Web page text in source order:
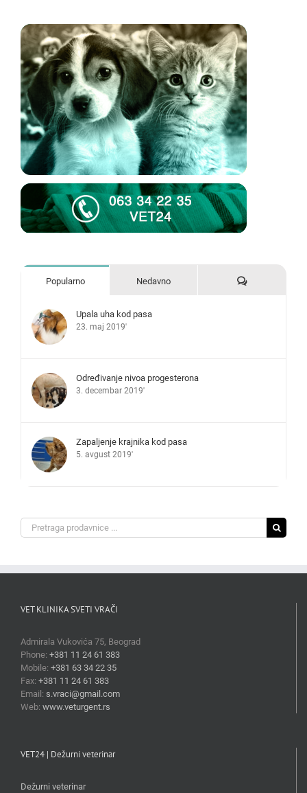
Popularno Nedavno Komentari
Upala uha kod pasa
23. maj 2019'
Određivanje nivoa progesterona
3. decembar 2019'
Zapaljenje krajnika kod pasa
5. avgust 2019'
Search
for:
VET KLINIKA SVETI VRAČI
Admirala Vukovića 75, Beograd
Phone: +381 11 24 61 383
Mobile: +381 63 34 22 35
Fax: +381 11 24 61 383
Email: s.vraci@gmail.com
Web: www.veturgent.rs
VET24 | Dežurni veterinar
Dežurni veterinar